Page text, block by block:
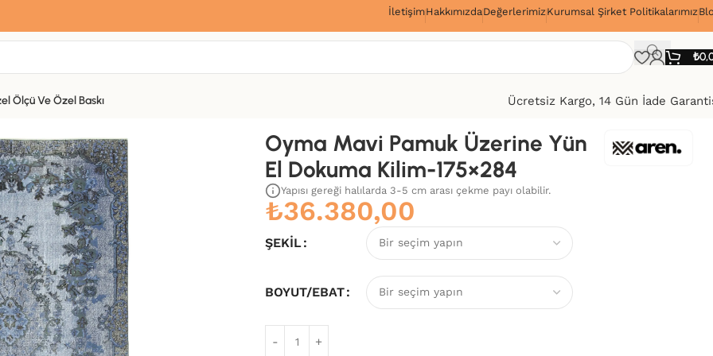
özel hoş geldin hediyemiz var!
Hemen üye ol, ilk siparişinde%10 indirimfırsatını yakala.
İletişimHakkımızdaDeğerlerimizKurumsal Şirket Politikalarımız
₺
Ölçü Ve Özel Baskı
Ücretsiz Kargo, 14 Gün İade
Oyma Mavi Pamuk Üzerine Yün
El Dokuma Kilim-175×284
Yapısı gereği halılarda 3-5 cm arası çekme payı olabilir.
₺36.380,00
ŞEKIL
BOYUT/EBAT